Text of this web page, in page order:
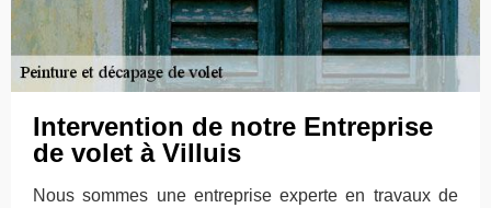
Intervention de notre Entreprise
de volet à Villuis
Nous sommes une entreprise experte en travaux de